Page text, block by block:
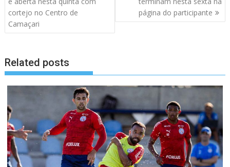
artigos
cortejo no Centro de
Camaçari
página do participante
Related posts